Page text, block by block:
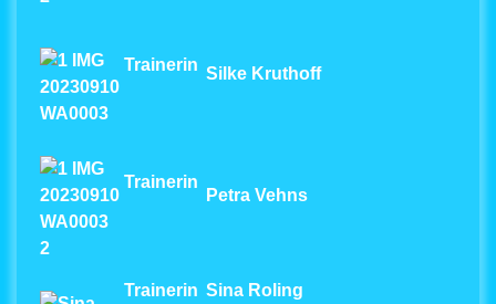
Trainerin Silke Kruthoff
Trainerin
Petra Vehns
Trainerin Sina Roling